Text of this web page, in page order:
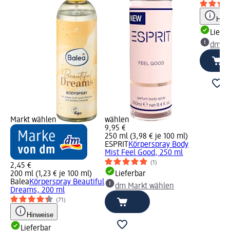
Markt wählen
2,45 €
200 ml (1,23 € je 100 ml)
BaleaKörperspray Beautiful
Dreams, 200 ml
(71)
Hinweise
Lieferbar
wählen
9,95 €
250 ml (3,98 € je 100 ml)
ESPRIT Körperspray Body
Mist Feel Good, 250 ml
(1)
Lieferbar
dm Markt wählen
dm